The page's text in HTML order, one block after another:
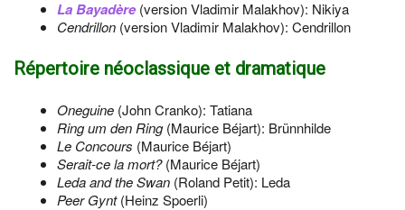
La Bayadère(version Vladimir Malakhov): Nikiya
Cendrillon (version Vladimir Malakhov): Cendrillon
Répertoire néoclassique et dramatique
Oneguine (John Cranko): Tatiana
Ring um den Ring(Maurice Béjart): Brünnhilde
Le Concours (Maurice Béjart)
Serait-ce la mort?(Maurice Béjart)
Leda and the Swan (Roland Petit): Leda
Peer Gynt(Heinz Spoerli)